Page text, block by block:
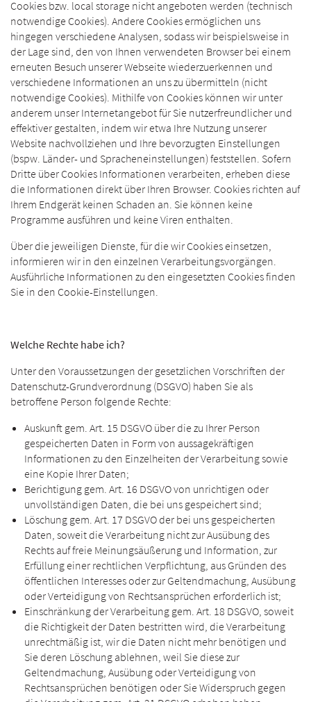
Cookies bzw. local storage nicht angeboten werden (technisch
notwendige Cookies). Andere Cookies ermöglichen uns
hingegen verschiedene Analysen, sodass wir beispielsweise in
der Lage sind, den von Ihnen verwendeten Browser bei einem
erneuten Besuch unserer Webseite wiederzuerkennen und
verschiedene Informationen an uns zu übermitteln (nicht
notwendige Cookies). Mithilfe von Cookies können wir unter
anderem unser Internetangebot für Sie nutzerfreundlicher und
effektiver gestalten, indem wir etwa Ihre Nutzung unserer
Website nachvollziehen und Ihre bevorzugten Einstellungen
(bspw. Länder- und Spracheneinstellungen) feststellen. Sofern
Dritte über Cookies Informationen verarbeiten, erheben diese
die Informationen direkt über Ihren Browser. Cookies richten auf
Ihrem Endgerät keinen Schaden an. Sie können keine
Programme ausführen und keine Viren enthalten.
Über die jeweiligen Dienste, für die wir Cookies einsetzen,
informieren wir in den einzelnen Verarbeitungsvorgängen.
Ausführliche Informationen zu den eingesetzten Cookies finden
Sie in den Cookie-Einstellungen.
Welche Rechte habe ich?
Unter den Voraussetzungen der gesetzlichen Vorschriften der
Datenschutz-Grundverordnung (DSGVO) haben Sie als
betroffene Person folgende Rechte:
Auskunft gem. Art. 15 DSGVO über die zu Ihrer Person
gespeicherten Daten in Form von aussagekräftigen
Informationen zu den Einzelheiten der Verarbeitung sowie
eine Kopie Ihrer Daten;
Berichtigung gem. Art. 16 DSGVO von unrichtigen oder
unvollständigen Daten, die bei uns gespeichert sind;
Löschung gem. Art. 17 DSGVO der bei uns gespeicherten
Daten, soweit die Verarbeitung nicht zur Ausübung des
Rechts auf freie Meinungsäußerung und Information, zur
Erfüllung einer rechtlichen Verpflichtung, aus Gründen des
öffentlichen Interesses oder zur Geltendmachung, Ausübung
oder Verteidigung von Rechtsansprüchen erforderlich ist;
Einschränkung der Verarbeitung gem. Art. 18 DSGVO, soweit
die Richtigkeit der Daten bestritten wird, die Verarbeitung
unrechtmäßig ist, wir die Daten nicht mehr benötigen und
Sie deren Löschung ablehnen, weil Sie diese zur
Geltendmachung, Ausübung oder Verteidigung von
Rechtsansprüchen benötigen oder Sie Widerspruch gegen